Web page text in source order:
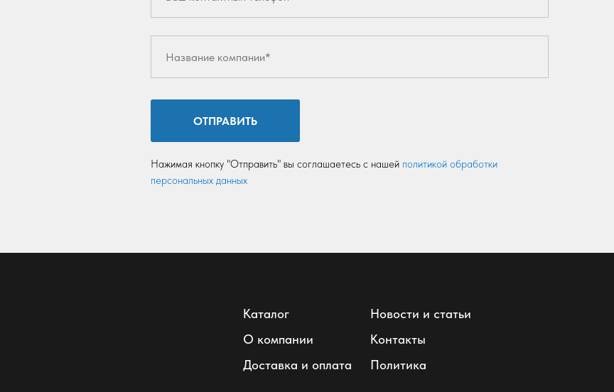
ОТПРАВИТЬ
Нажимая кнопку "Отправить" вы соглашаетесь с нашей политикой обработки
персональных данных
Каталог
О компании
Доставка и оплата
Новости и статьи
Контакты
Политика